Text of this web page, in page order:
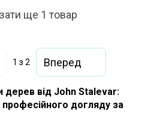
ще 1 товар
1 з 2 Вперед
дерев від John Stalevar:
догляду за